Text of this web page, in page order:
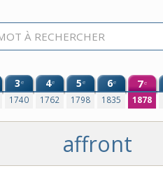
3e
1740
4e
1762
5e
1798
6e
1835
7e
1878
affront